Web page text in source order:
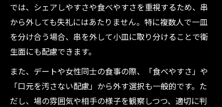
では、シェアしやすさや食べやすさを重視するため、串
から外しても失礼にはあたりません。特に複数人で一皿
を分け合う場合、串を外して小皿に取り分けることで衛
生面にも配慮できます。
また、デートや女性同士の食事の際、「食べやすさ」や
「口元を汚さない配慮」から外す選択も一般的です。た
だし、場の雰囲気や相手の様子を観察しつつ、適切に判